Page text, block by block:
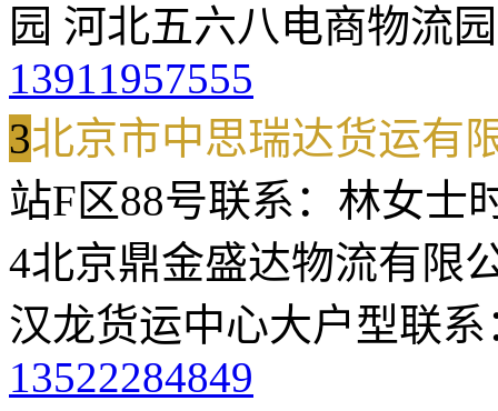
园 河北五六八电商物流园
13911957555
3北京市中思瑞达货运有
站F区88号联系：林女士
4北京鼎金盛达物流有限
汉龙货运中心大户型联系
13522284849